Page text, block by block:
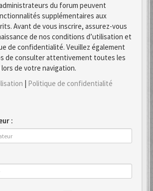
du forum peuvent
supplémentaires aux
Avant de vous inscrire, assurez-vous
de nos conditions d’utilisation et
de confidentialité. Veuillez également
de consulter attentivement toutes les
de votre navigation.
| Politique de confidentialité
: